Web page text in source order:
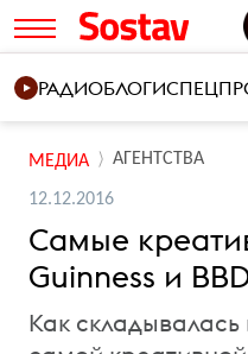
РАДИОБЛОГИ
МЕДИА АГЕНТСТВА
12.12.2016
Самые
Guinness и
Как